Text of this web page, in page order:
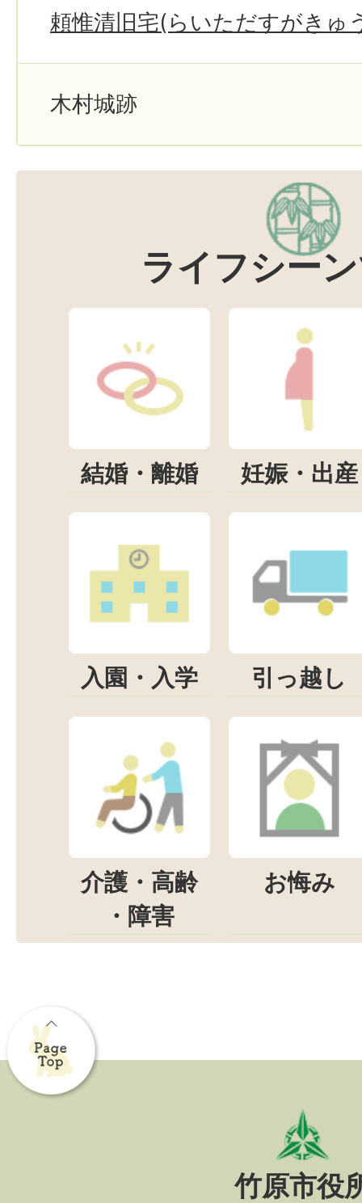
頼惟清旧宅(らいただすがきゅ
木村城跡
ライフシー
結婚・離婚 妊娠・出産
入園・入学 引っ越し
介護・高齢
・障害
お悔み
竹原市役